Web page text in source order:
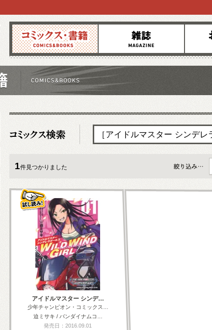
コミックス 雑誌 お知らせ
1件見つかりました
アイドルマスター シンデ…
少年チャンピオン・コミックス…
迫ミサキ / バンダイナムコ…
発売日：2016.09.01